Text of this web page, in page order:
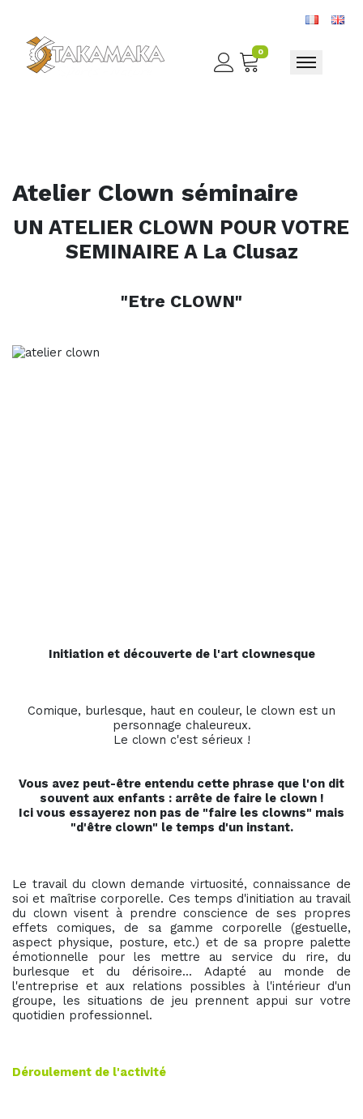
0
Toggle
Atelier Clown séminaire
UN ATELIER CLOWN POUR VOTRE
SEMINAIRE A La Clusaz
"Etre CLOWN"
Initiation et découverte de l'art clownesque
Comique, burlesque, haut en couleur, le clown est un
personnage chaleureux.
Le clown c'est sérieux !
Vous avez peut-être entendu cette phrase que l'on dit
souvent aux enfants : arrête de faire le clown !
Ici vous essayerez non pas de "faire les clowns" mais
"d'être clown" le temps d'un instant.
Le travail du clown demande virtuosité, connaissance de
soi et maîtrise corporelle. Ces temps d'initiation au travail
du clown visent à prendre conscience de ses propres
effets comiques, de sa gamme corporelle (gestuelle,
aspect physique, posture, etc.) et de sa propre palette
émotionnelle pour les mettre au service du rire, du
burlesque et du dérisoire... Adapté au monde de
l'entreprise et aux relations possibles à l'intérieur d'un
groupe, les situations de jeu prennent appui sur votre
quotidien professionnel.
Déroulement de l'activité